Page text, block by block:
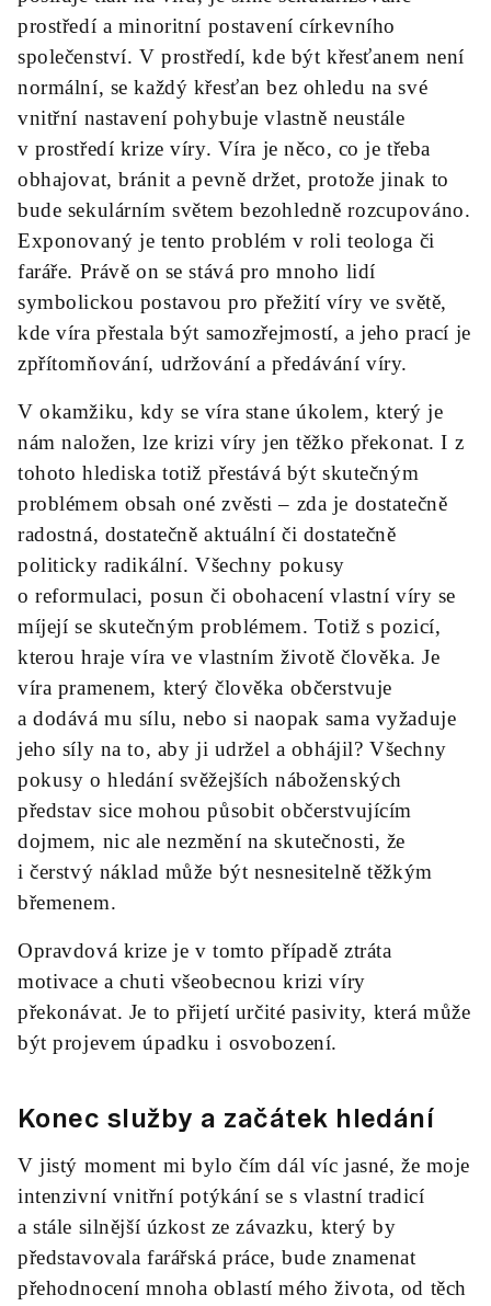
prostředí a minoritní postavení církevního
společenství. V prostředí, kde být křesťanem není
normální, se každý křesťan bez ohledu na své
vnitřní nastavení pohybuje vlastně neustále
v prostředí krize víry. Víra je něco, co je třeba
obhajovat, bránit a pevně držet, protože jinak to
bude sekulárním světem bezohledně rozcupováno.
Exponovaný je tento problém v roli teologa či
faráře. Právě on se stává pro mnoho lidí
symbolickou postavou pro přežití víry ve světě,
kde víra přestala být samozřejmostí, a jeho prací je
zpřítomňování, udržování a předávání víry.
V okamžiku, kdy se víra stane úkolem, který je
nám naložen, lze krizi víry jen těžko překonat. I z
tohoto hlediska totiž přestává být skutečným
problémem obsah oné zvěsti – zda je dostatečně
radostná, dostatečně aktuální či dostatečně
politicky radikální. Všechny pokusy
o reformulaci, posun či obohacení vlastní víry se
míjejí se skutečným problémem. Totiž s pozicí,
kterou hraje víra ve vlastním životě člověka. Je
víra pramenem, který člověka občerstvuje
a dodává mu sílu, nebo si naopak sama vyžaduje
jeho síly na to, aby ji udržel a obhájil? Všechny
pokusy o hledání svěžejších náboženských
představ sice mohou působit občerstvujícím
dojmem, nic ale nezmění na skutečnosti, že
i čerstvý náklad může být nesnesitelně těžkým
břemenem.
Opravdová krize je v tomto případě ztráta
motivace a chuti všeobecnou krizi víry
překonávat. Je to přijetí určité pasivity, která může
být projevem úpadku i osvobození.
Konec služby a začátek hledání
V jistý moment mi bylo čím dál víc jasné, že moje
intenzivní vnitřní potýkání se s vlastní tradicí
a stále silnější úzkost ze závazku, který by
představovala farářská práce, bude znamenat
přehodnocení mnoha oblastí mého života, od těch